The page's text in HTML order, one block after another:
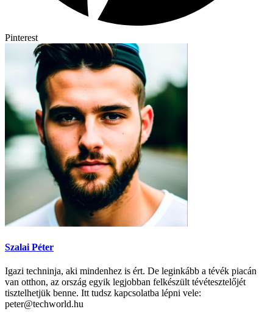
Pinterest
Szalai Péter
Igazi techninja, aki mindenhez is ért. De leginkább a tévék piacán
van otthon, az ország egyik legjobban felkészült tévétesztelőjét
tisztelhetjük benne. Itt tudsz kapcsolatba lépni vele:
peter@techworld.hu